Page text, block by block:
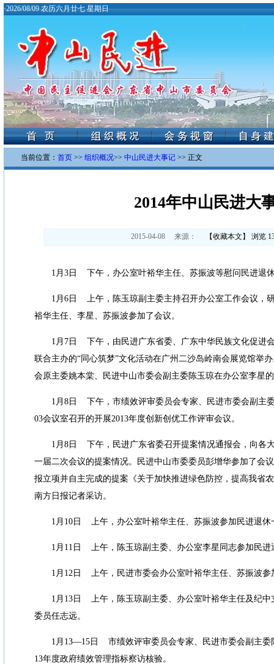
·2026/08/09 农历六月廿七 星期日
当前位置： 首页 >> 组织概况>> 中山民进大事记 >> 正文
2014年中山民进大
2015-04-08 来源： 【收藏本文 】 浏览
1 月 3日 下午，办公室叶裕华主任、苏振波等慰问民进退
1 月 6日
上午，陈玉琼副主委主持召开办公室工作会议，
裕华主任、李星、苏振波参加了会议。
1 月 7日
下午，由民进广东省委、广东中华民族文化促进
联合主办的“同心筑梦”文化活动在广州二沙岛岭南会展览馆举
会原主委姚本棠、民进中山市委会副主委陈玉琼在办公室李星
1 月 8日
下午，市绩效评审委员会专家、民进市委会副主
03会议室召开的开展2013年度创新创优工作评审会议。
1 月 8日
下午，民进广东省委召开提案情况通报会，向各
一届二次会议的提案情况。民进中山市委委员彭增华参加了会
报立项并自主完成的提案《关于加快推进绿色防控，提高我省
南方日报记者采访。
1 月 10日 上午，办公室叶裕华主任、苏振波参加民进退休
1 月 11 日 上午，陈玉琼副主委、办公室李星同志参加民进
1 月 12日 上午，民进市委会办公室叶裕华主任、苏振波
1 月 13日
上午，陈玉琼副主委、办公室叶裕华主任及纪
委员任志远。
1 月 13—15日
市绩效评审委员会专家、民进市委会副主
13年度政府绩效管理指标察访核验。